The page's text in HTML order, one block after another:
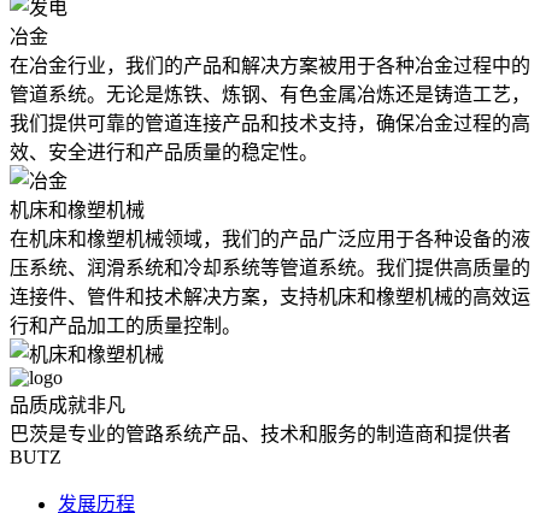
冶金
在冶金行业，我们的产品和解决方案被用于各种冶金过程中的
管道系统。无论是炼铁、炼钢、有色金属冶炼还是铸造工艺，
我们提供可靠的管道连接产品和技术支持，确保冶金过程的高
效、安全进行和产品质量的稳定性。
机床和橡塑机械
在机床和橡塑机械领域，我们的产品广泛应用于各种设备的液
压系统、润滑系统和冷却系统等管道系统。我们提供高质量的
连接件、管件和技术解决方案，支持机床和橡塑机械的高效运
行和产品加工的质量控制。
品质成就非凡
巴茨是专业的管路系统产品、技术和服务的制造商和提供者
BUTZ
发展历程